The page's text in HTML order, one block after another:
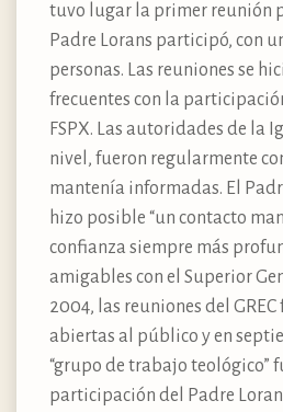
tuvo lugar la primer reunión
Padre Lorans participó, con
personas. Las reuniones se
frecuentes con la
FSPX. Las autoridades de la
nivel, fueron regularmente
mantenía informadas. El
hizo posible “un contacto
confianza siempre más
amigables con el Superior
2004, las reuniones del
abiertas al público y en
“grupo de trabajo teológico”
participación del Padre